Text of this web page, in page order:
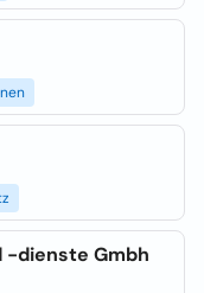
-dienste Gmbh